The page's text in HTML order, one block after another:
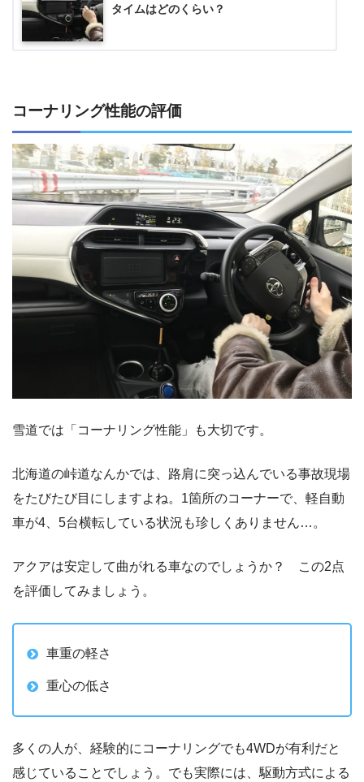
タイムはどのくらい？
コーナリング性能の評価
雪道では「コーナリング性能」も大切です。
北海道の峠道なんかでは、路肩に突っ込んでいる事故現場
をたびたび目にしますよね。1箇所のコーナーで、軽自動
車が4、5台横転している状況も珍しくありません…。
アクアは安定して曲がれる車なのでしょうか？ この2点
を評価してみましょう。
車重の軽さ
重心の低さ
多くの人が、経験的にコーナリングでも4WDが有利だと
感じていることでしょう。でも実際には、駆動方式による